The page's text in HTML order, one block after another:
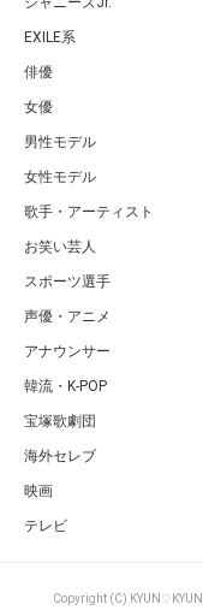
EXILE系
俳優
女優
男性モデル
女性モデル
歌手・アーティスト
お笑い芸人
スポーツ選手
声優・アニメ
アナウンサー
韓流・K-POP
宝塚歌劇団
海外セレブ
映画
テレビ
Copyright (C)